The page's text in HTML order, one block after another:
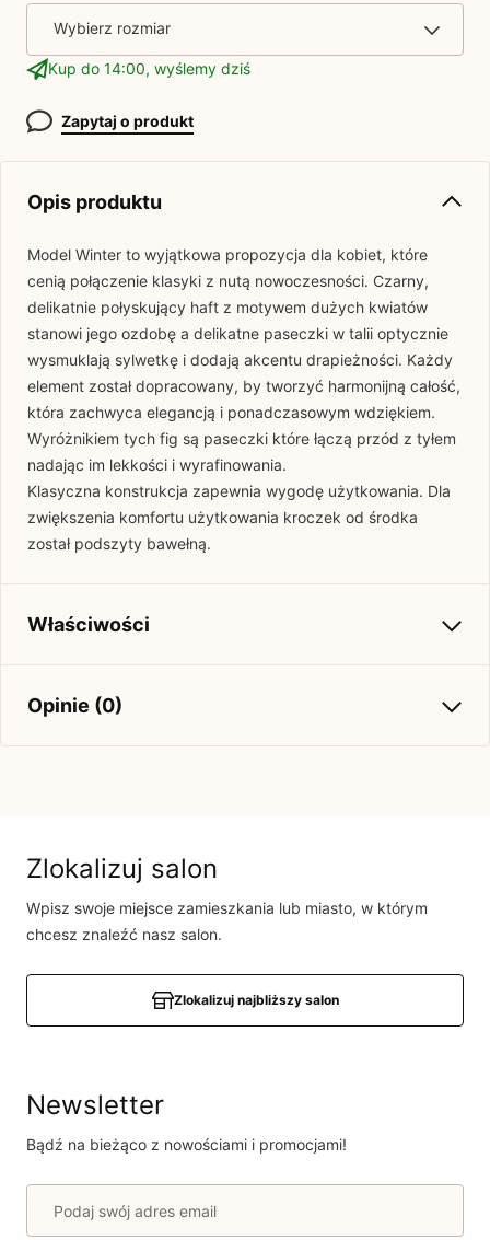
Wybierz rozmiar
Kup do 14:00, wyślemy dziś
Zapytaj o produkt
Opis produktu
Model Winter to wyjątkowa propozycja dla kobiet, które
cenią połączenie klasyki z nutą nowoczesności. Czarny,
delikatnie połyskujący haft z motywem dużych kwiatów
stanowi jego ozdobę a delikatne paseczki w talii optycznie
wysmuklają sylwetkę i dodają akcentu drapieżności. Każdy
element został dopracowany, by tworzyć harmonijną całość,
która zachwyca elegancją i ponadczasowym wdziękiem.
Wyróżnikiem tych fig są paseczki które łączą przód z tyłem
nadając im lekkości i wyrafinowania.
Klasyczna konstrukcja zapewnia wygodę użytkowania. Dla
zwiększenia komfortu użytkowania kroczek od środka
został podszyty bawełną.
Właściwości
Opinie (0)
Bądź pierwszą osobą, która podzieli się opinią o tym
Powiadomienie
Zlokalizuj salon
Wpisz swoje miejsce zamieszkania lub miasto, w którym
chcesz znaleźć nasz salon.
Zlokalizuj najbliższy salon
Newsletter
Bądź na bieżąco z nowościami i promocjami!